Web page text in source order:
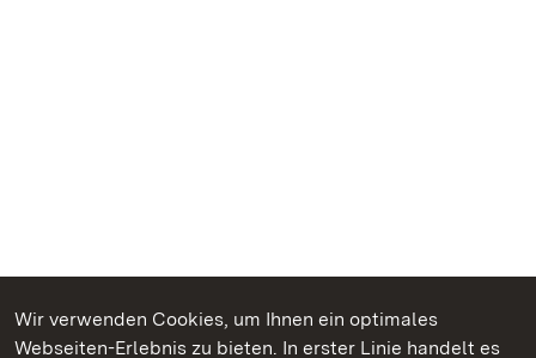
Wir verwenden Cookies, um Ihnen ein optimales
Webseiten-Erlebnis zu bieten. In erster Linie handelt es